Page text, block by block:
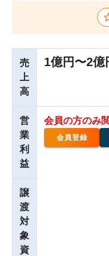
売
上
高
1億円〜2億
営
業
利
益
会員の方のみ
会員登録
譲
渡
対
象
資